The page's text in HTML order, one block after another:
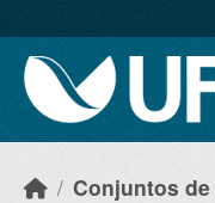
Conjuntos